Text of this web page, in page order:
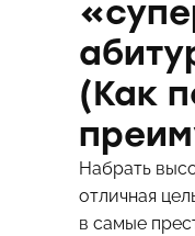
(Как
Набрать
отличная
в самые